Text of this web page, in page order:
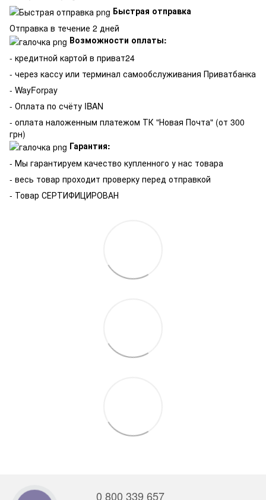
Быстрая отправка
Отправка в течение 2 дней
Возможности оплаты:
- кредитной картой в приват24
- через кассу или терминал самообслуживания Приватбанка
- WayForpay
- Оплата по счёту IBAN
- оплата наложенным платежом ТК "Новая Почта" (от 300
грн)
Гарантия:
- Мы гарантируем качество купленного у нас товара
- весь товар проходит проверку перед отправкой
- Товар СЕРТИФИЦИРОВАН
0 800 339 657